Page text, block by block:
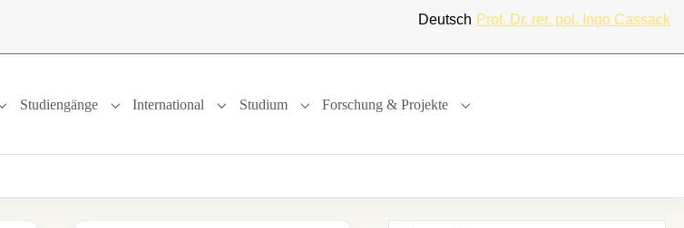
Deutsch Prof. Dr. rer. pol. Ingo Cassack
Submenu for "Über uns"
Studiengänge
Submenu for "Studiengänge"
International
Submenu for "International"
Studium
Submenu for "Studium"
Forschung & Projekte
Submenu for "Forschung & Projekte"